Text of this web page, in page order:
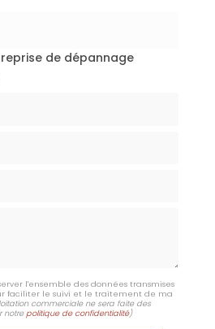
de dépannage
l'ensemble des données transmises
faciliter le suivi et le traitement de ma
commerciale ne sera faite des
notrepolitique de confidentialité)